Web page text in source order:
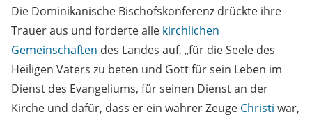
Die Dominikanische Bischofskonferenz drückte ihre
Trauer aus und forderte alle kirchlichen
Gemeinschaften des Landes auf, „für die Seele des
Heiligen Vaters zu beten und Gott für sein Leben im
Dienst des Evangeliums, für seinen Dienst an der
Kirche und dafür, dass er ein wahrer Zeuge Christi war,